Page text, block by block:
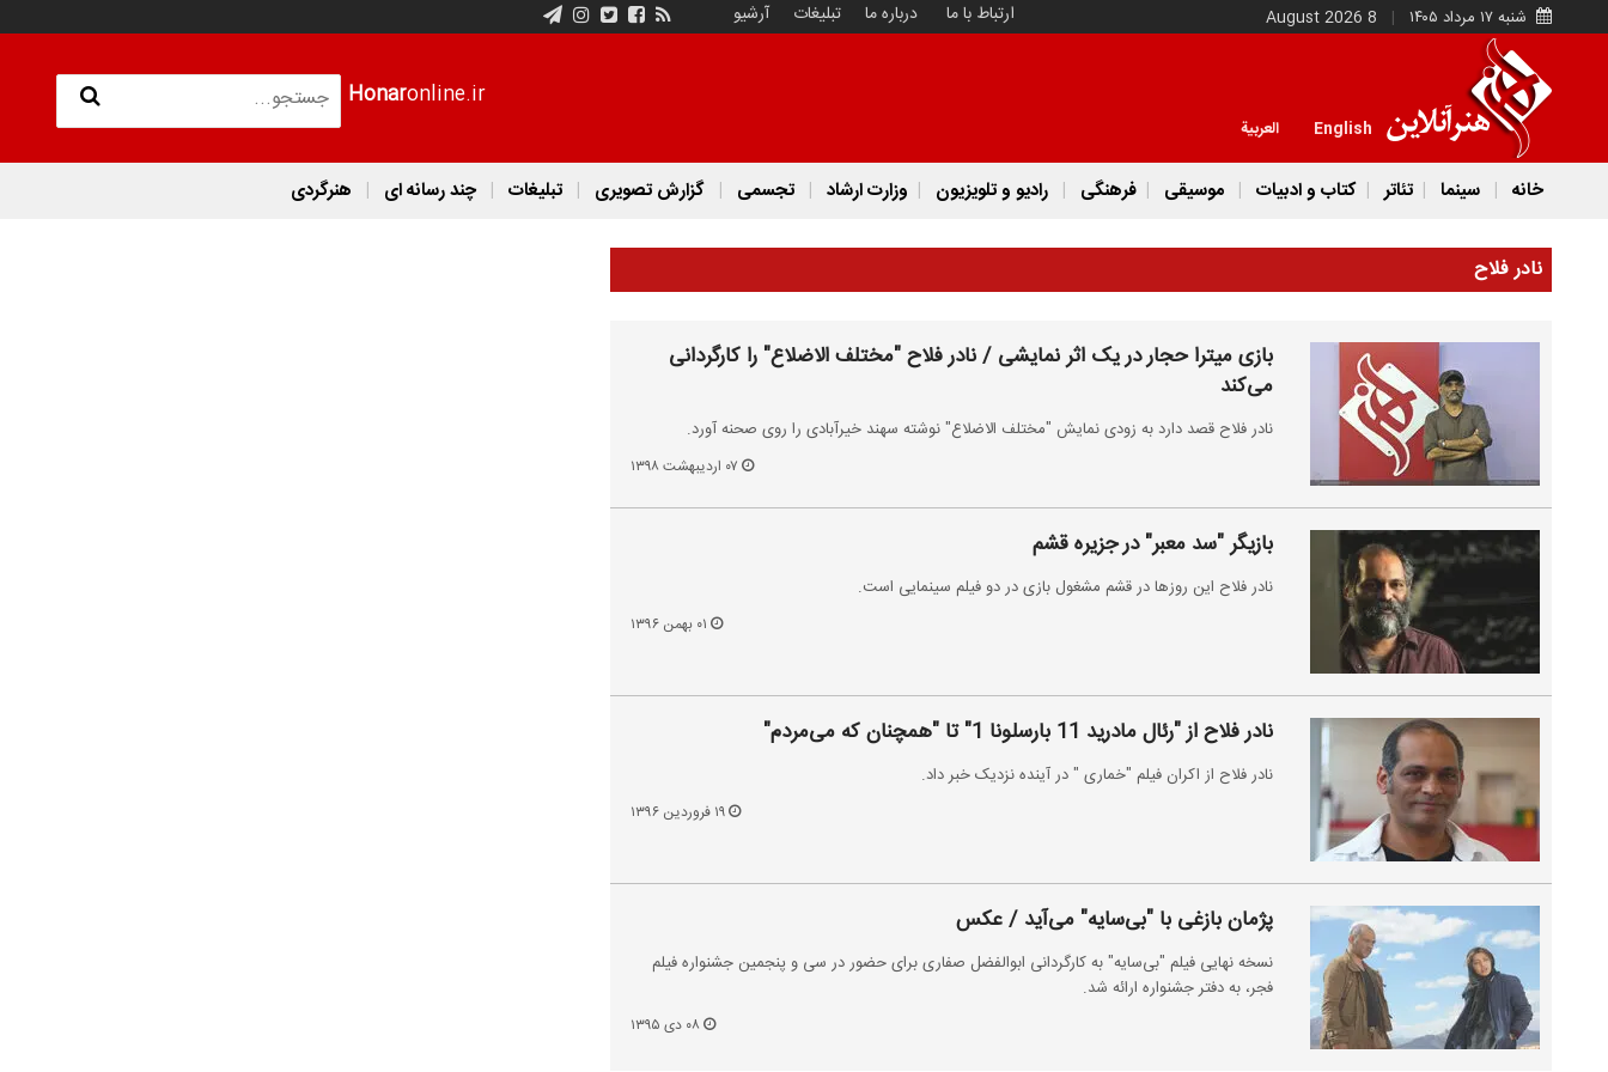
شنبه ۱۷ مرداد ۱۴۰۵ 8 August 2026 ارتباط با ما درباره ما تبلیغات آرشیو
Honaronline.ir
English العربية
خانه سینما تئاتر کتاب و ادبیات موسیقی فرهنگی رادیو و تلویزیون وزارت ارشاد تجسمی گزارش تصویری تبلیغات چند رسانه ای هنرگردی
نادر فلاح
بازی میترا حجار در یک اثر نمایشی / نادر فلاح "مختلف الاضلاع" را کارگردانی
می‌کند
نادر فلاح قصد دارد به زودی نمایش "مختلف الاضلاع" نوشته سهند خیرآبادی را روی صحنه آورد.
بازیگر "سد معبر" در جزیره قشم
نادر فلاح این روزها در قشم مشغول بازی در دو فیلم سینمایی است.
نادر فلاح از "رئال مادرید 11 بارسلونا 1" تا "همچنان که می‌مردم"
نادر فلاح از اکران فیلم "خماری " در آینده‌ نزدیک خبر داد.
۱۹ فروردین ۱۳۹۶
پژمان بازغی با "بی‌سایه" می‌آید / عکس
نسخه نهایی فیلم "بی‌سایه" به کارگردانی ابوالفضل صفاری برای حضور در سی و پنجمین جشنواره فیلم
فجر، به دفتر جشنواره ارائه شد.